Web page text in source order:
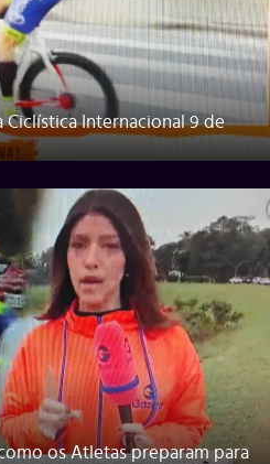
Ciclística Internacional 9 de
os Atletas preparam para